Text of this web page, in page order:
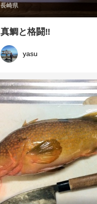
長崎県
真鯛と格闘‼
yasu